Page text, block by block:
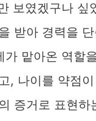
보였겠구나 싶
받아 경력을
가 맡아온 역할
, 나이를 약점
증거로 표현하